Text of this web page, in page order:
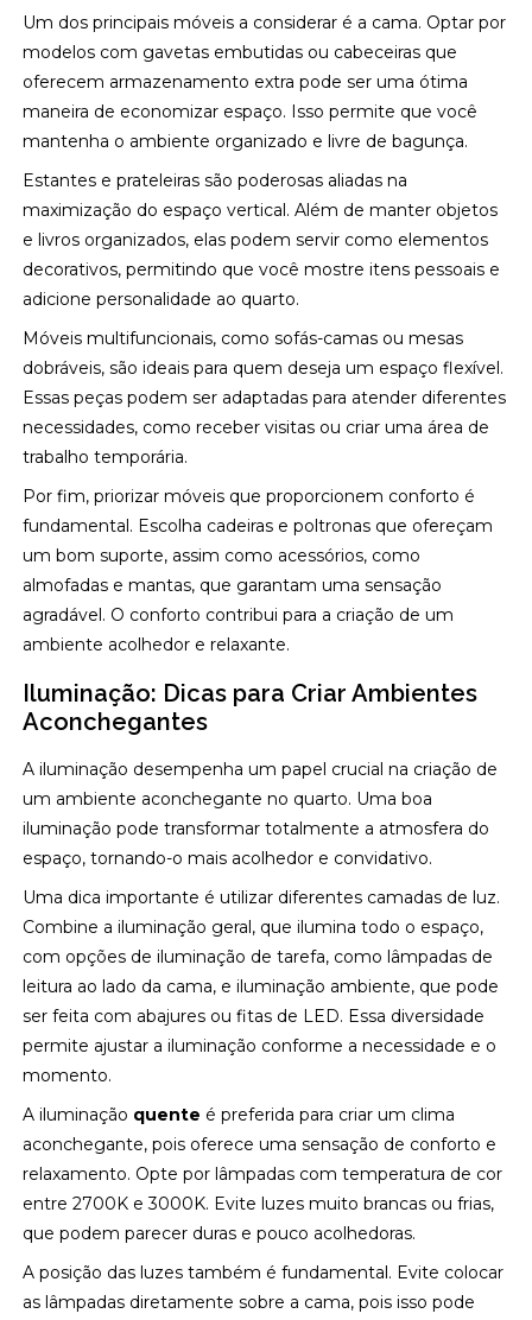
Um dos principais móveis a considerar é a cama. Optar por
modelos com gavetas embutidas ou cabeceiras que
oferecem armazenamento extra pode ser uma ótima
maneira de economizar espaço. Isso permite que você
mantenha o ambiente organizado e livre de bagunça.
Estantes e prateleiras são poderosas aliadas na
maximização do espaço vertical. Além de manter objetos
e livros organizados, elas podem servir como elementos
decorativos, permitindo que você mostre itens pessoais e
adicione personalidade ao quarto.
Móveis multifuncionais, como sofás-camas ou mesas
dobráveis, são ideais para quem deseja um espaço flexível.
Essas peças podem ser adaptadas para atender diferentes
necessidades, como receber visitas ou criar uma área de
trabalho temporária.
Por fim, priorizar móveis que proporcionem conforto é
fundamental. Escolha cadeiras e poltronas que ofereçam
um bom suporte, assim como acessórios, como
almofadas e mantas, que garantam uma sensação
agradável. O conforto contribui para a criação de um
ambiente acolhedor e relaxante.
Iluminação: Dicas para Criar Ambientes
Aconchegantes
A iluminação desempenha um papel crucial na criação de
um ambiente aconchegante no quarto. Uma boa
iluminação pode transformar totalmente a atmosfera do
espaço, tornando-o mais acolhedor e convidativo.
Uma dica importante é utilizar diferentes camadas de luz.
Combine a iluminação geral, que ilumina todo o espaço,
com opções de iluminação de tarefa, como lâmpadas de
leitura ao lado da cama, e iluminação ambiente, que pode
ser feita com abajures ou fitas de LED. Essa diversidade
permite ajustar a iluminação conforme a necessidade e o
momento.
A iluminação quente é preferida para criar um clima
aconchegante, pois oferece uma sensação de conforto e
relaxamento. Opte por lâmpadas com temperatura de cor
entre 2700K e 3000K. Evite luzes muito brancas ou frias,
que podem parecer duras e pouco acolhedoras.
A posição das luzes também é fundamental. Evite colocar
as lâmpadas diretamente sobre a cama, pois isso pode